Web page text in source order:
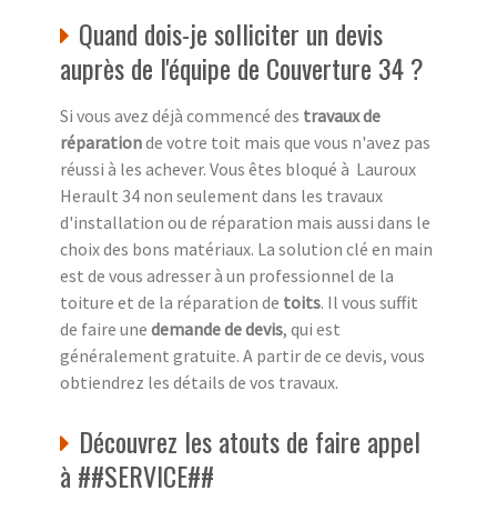
Quand dois-je solliciter un devis
auprès de l'équipe de Couverture 34 ?
Si vous avez déjà commencé des travaux de
réparationde votre toit mais que vous n'avez pas
réussi à les achever. Vous êtes bloqué à Lauroux
Herault 34 non seulement dans les travaux
d'installation ou de réparation mais aussi dans le
choix des bons matériaux. La solution clé en main
est de vous adresser à un professionnel de la
toiture et de la réparation de toits. Il vous suffit
de faire une demande de devis, qui est
généralement gratuite. A partir de ce devis, vous
obtiendrez les détails de vos travaux.
Découvrez les atouts de faire appel
à ##SERVICE##